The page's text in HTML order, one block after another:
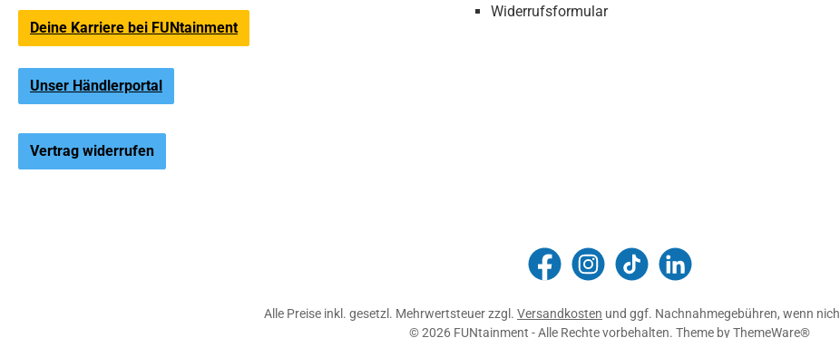
Deine Karriere bei FUNtainment
Unser Händlerportal
Vertrag widerrufen
Widerrufsformular
FUNtainment Munich
funtainment_muc
funtainment_mucFUNtainment GmbH
Alle Preise inkl. gesetzl. Mehrwertsteuer zzgl. Versandkosten und ggf. Nachnahmegebühren, wenn
© 2026 FUNtainment - Alle Rechte vorbehalten. Theme byThemeWare®